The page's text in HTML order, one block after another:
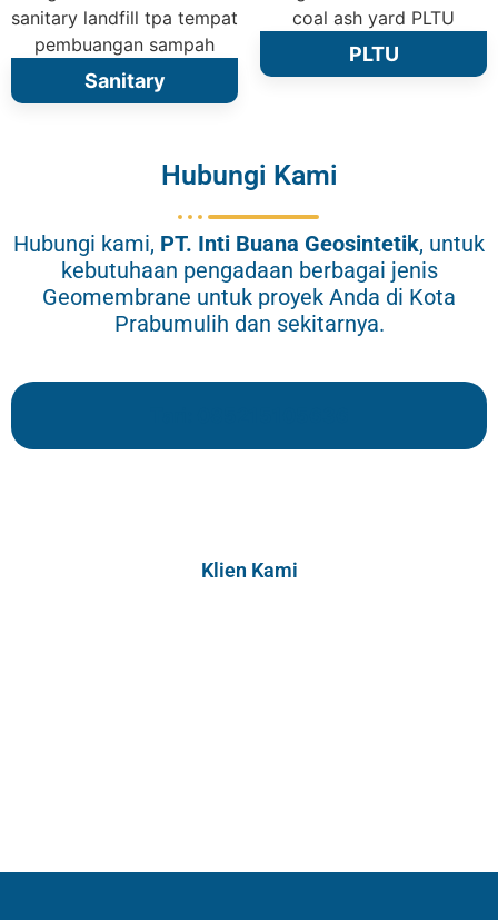
Sanitary
PLTU
Hubungi Kami
Hubungi kami, PT. Inti Buana Geosintetik, untuk
kebutuhaan pengadaan berbagai jenis
Geomembrane untuk proyek Anda di Kota
Prabumulih dan sekitarnya.
Klien Kami